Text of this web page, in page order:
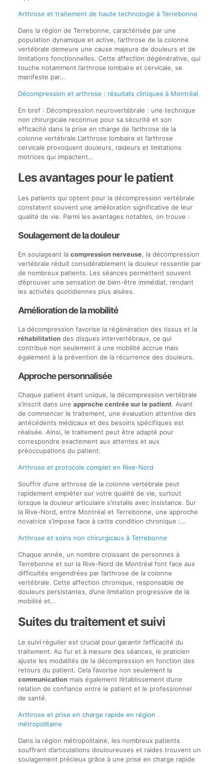
Arthrose et traitement de haute technologie à Terrebonne
Dans la région de Terrebonne, caractérisée par une
population dynamique et active, l’arthrose de la colonne
vertébrale demeure une cause majeure de douleurs et de
limitations fonctionnelles. Cette affection dégénérative, qui
touche notamment l’arthrose lombaire et cervicale, se
manifeste par…
Décompression et arthrose : résultats cliniques à Montréal
En bref : Décompression neurovertébrale : une technique
non chirurgicale reconnue pour sa sécurité et son
efficacité dans la prise en charge de l’arthrose de la
colonne vertébrale.L’arthrose lombaire et l’arthrose
cervicale provoquent douleurs, raideurs et limitations
motrices qui impactent…
Les avantages pour le patient
Les patients qui optent pour la décompression vertébrale
constatent souvent une amélioration significative de leur
qualité de vie. Parmi les avantages notables, on trouve :
Soulagement de la douleur
En soulageant la compression nerveuse, la décompression
vertébrale réduit considérablement la douleur ressentie par
de nombreux patients. Les séances permettent souvent
d’éprouver une sensation de bien-être immédiat, rendant
les activités quotidiennes plus aisées.
Amélioration de la mobilité
La décompression favorise la régénération des tissus et la
réhabilitationdes disques intervertébraux, ce qui
contribue non seulement à une mobilité accrue mais
également à la prévention de la récurrence des douleurs.
Approche personnalisée
Chaque patient étant unique, la décompression vertébrale
s’inscrit dans une approche centrée sur le patient. Avant
de commencer le traitement, une évaluation attentive des
antécédents médicaux et des besoins spécifiques est
réalisée. Ainsi, le traitement peut être adapté pour
correspondre exactement aux attentes et aux
préoccupations du patient.
Arthrose et protocole complet en Rive-Nord
Souffrir d’une arthrose de la colonne vertébrale peut
rapidement empiéter sur votre qualité de vie, surtout
lorsque la douleur articulaire s’installe avec insistance. Sur
la Rive-Nord, entre Montréal et Terrebonne, une approche
novatrice s’impose face à cette condition chronique :…
Arthrose et soins non chirurgicaux à Terrebonne
Chaque année, un nombre croissant de personnes à
Terrebonne et sur la Rive-Nord de Montréal font face aux
difficultés engendrées par l’arthrose de la colonne
vertébrale. Cette affection chronique, responsable de
douleurs persistantes, d’une limitation progressive de la
mobilité et…
Suites du traitement et suivi
Le suivi régulier est crucial pour garantir l’efficacité du
traitement. Au fur et à mesure des séances, le praticien
ajuste les modalités de la décompression en fonction des
retours du patient. Cela favorise non seulement la
communicationmais également l’établissement d’une
relation de confiance entre le patient et le professionnel
de santé.
Arthrose et prise en charge rapide en région
métropolitaine
Dans la région métropolitaine, les nombreux patients
souffrant d’articulations douloureuses et raides trouvent un
soulagement précieux grâce à une prise en charge rapide